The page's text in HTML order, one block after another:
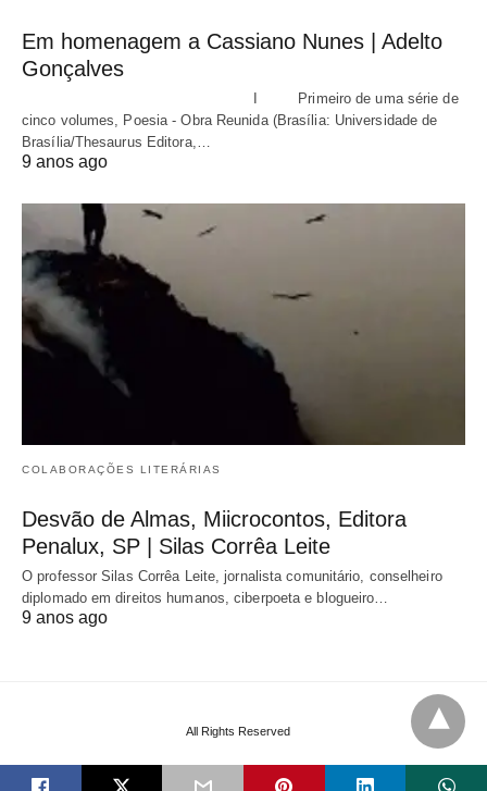
Em homenagem a Cassiano Nunes | Adelto
Gonçalves
I Primeiro de uma série de
cinco volumes, Poesia - Obra Reunida (Brasília: Universidade de
Brasília/Thesaurus Editora,…
9 anos ago
COLABORAÇÕES LITERÁRIAS
Desvão de Almas, Miicrocontos, Editora
Penalux, SP | Silas Corrêa Leite
O professor Silas Corrêa Leite, jornalista comunitário, conselheiro
diplomado em direitos humanos, ciberpoeta e blogueiro…
9 anos ago
All Rights Reserved